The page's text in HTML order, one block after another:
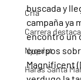
Cria
Carrera
Nyquist
Haras Santa
buscada y
campaña ya
encontró un
cuerpos
Magnificent